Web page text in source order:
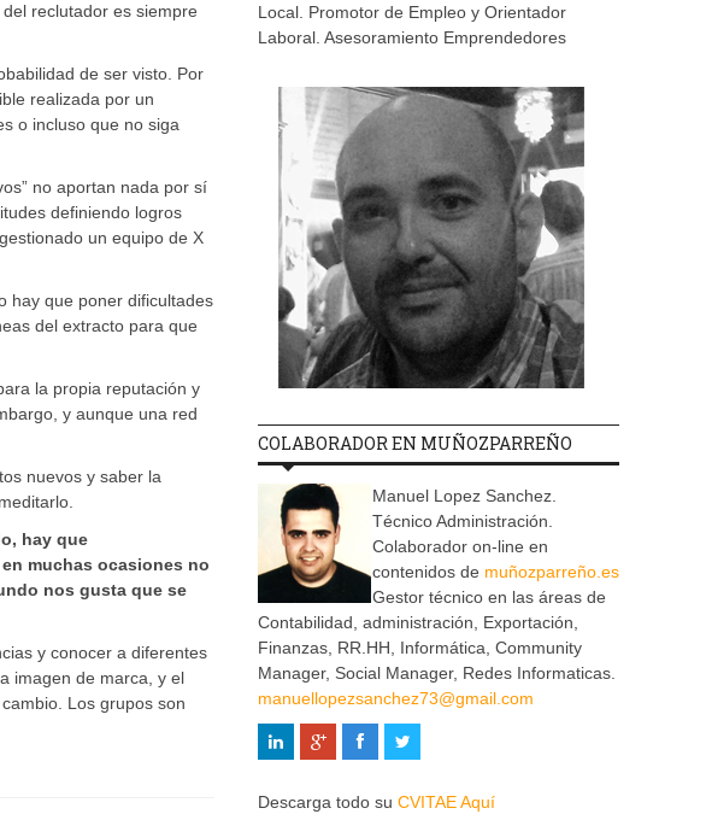
reclutador es siempre
de ser visto. Por
realizada por un
o incluso que no siga
no aportan nada por sí
definiendo logros
un equipo de X
hay que poner dificultades
del extracto para que
la propia reputación y
y aunque una red
nuevos y saber la
hay que
muchas ocasiones no
nos gusta que se
y conocer a diferentes
imagen de marca, y el
Los grupos son
Local. Promotor de Empleo y Orientador
Laboral. Asesoramiento Emprendedores
COLABORADOR EN MUÑOZPARREÑO
Manuel Lopez Sanchez.
Técnico Administración.
Colaborador on-line en
contenidos de muñozparreño.es
Gestor técnico en las áreas de
Contabilidad, administración, Exportación,
Finanzas, RR.HH, Informática, Community
Manager, Social Manager, Redes Informaticas.
manuellopezsanchez73@gmail.com
Descarga todo su CVITAE Aquí